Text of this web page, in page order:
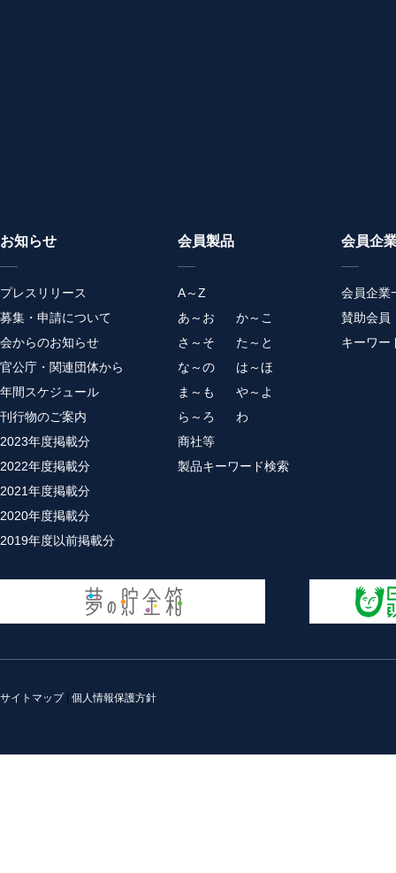
お知らせ
プレスリリース
募集・申請について
会からのお知らせ
官公庁・関連団体から
年間スケジュール
刊行物のご案内
2023年度掲載分
2022年度掲載分
2021年度掲載分
2020年度掲載分
2019年度以前掲載分
会員製品
A～Z
あ～お
か～こ
さ～そ
た～と
な～の
は～ほ
ま～も
や～よ
ら～ろ
わ
商社等
製品キーワード検索
会員企
会員企業
賛助会員
キーワー
サイトマップ| 個人情報保護方針